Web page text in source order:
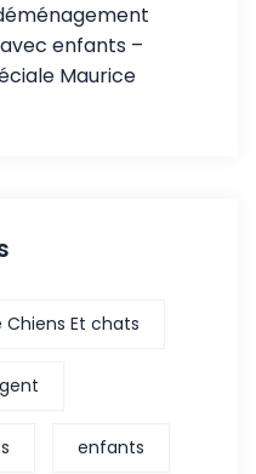
enfants –
Maurice
Et chats
enfants